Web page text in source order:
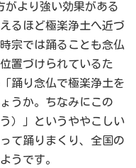
がより強い効果がある
るほど極楽浄土へ近づ
宗では踊ることも念仏
置づけられているた
踊り念仏で極楽浄土を
うか。ちなみにこの
）」というややこしい
て踊りまくり、全国の
うです。